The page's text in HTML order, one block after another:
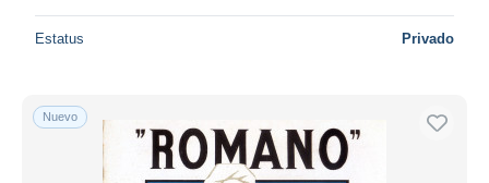
Estatus Privado
Nuevo